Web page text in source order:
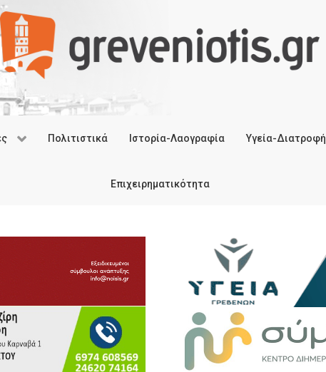
Πολιτιστικά Ιστορία-Λαογραφία Υγεία-Διατροφή
Επιχειρηματικότητα